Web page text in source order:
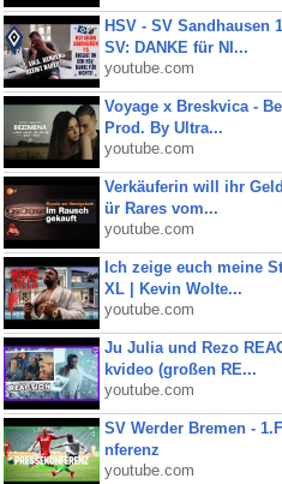
HSV - SV Sandhausen
SV: DANKE für NI...
youtube.com
Voyage x Breskvica -
Prod. By Ultra...
youtube.com
Verkäuferin will ihr
ür Rares vom...
youtube.com
Ich zeige euch meine
XL | Kevin Wolte...
youtube.com
Ju Julia und Rezo
kvideo (großen RE...
youtube.com
SV Werder Bremen -
nferenz
youtube.com